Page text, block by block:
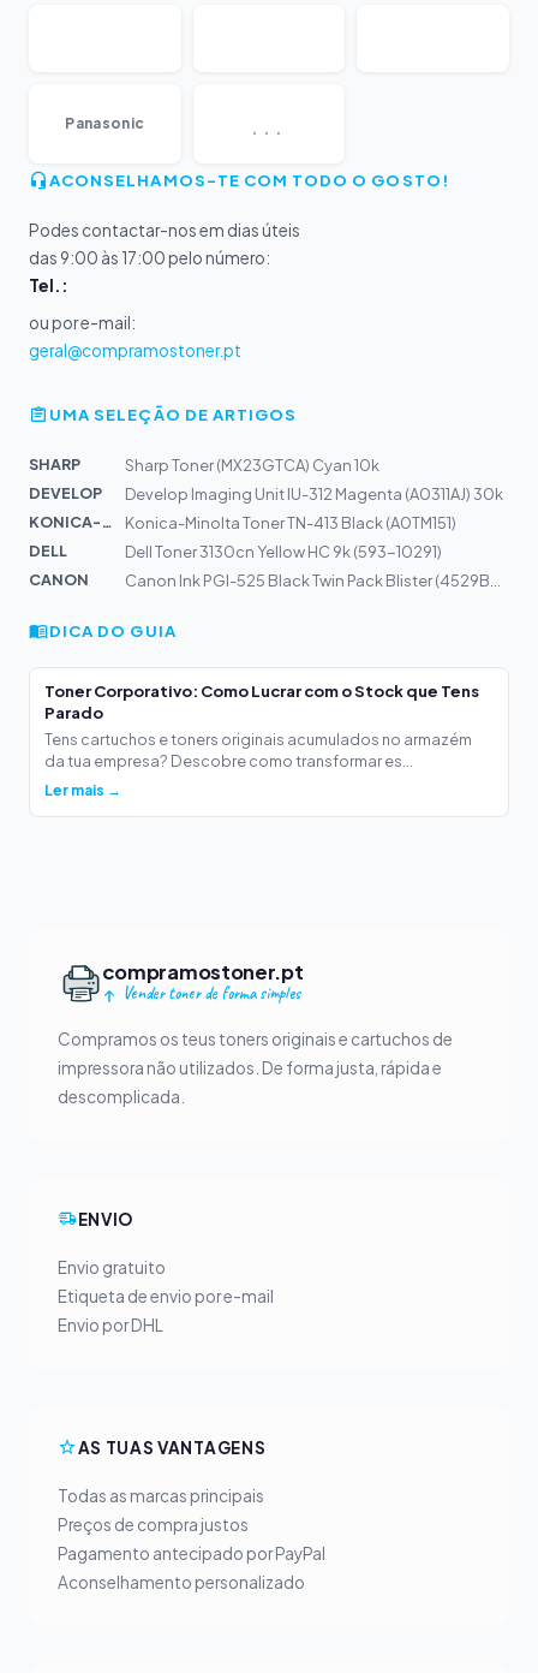
Panasonic ...
ACONSELHAMOS-TE COM TODO O GOSTO!
Podes contactar-nos em dias úteis
das 9:00 às 17:00 pelo número:
Tel.:
ou por e-mail:
geral@compramostoner.pt
UMA SELEÇÃO DE ARTIGOS
SHARP
Sharp Toner (MX23GTCA) Cyan 10k
DEVELOP
Develop Imaging Unit IU-312 Magenta (A0311AJ) 30k
KONICA-MIN...
Konica-Minolta Toner TN-413 Black (A0TM151)
DELL
Dell Toner 3130cn Yellow HC 9k (593-10291)
CANON
DICA DO GUIA
Toner Corporativo: Como Lucrar com o Stock que Tens
Parado
Tens cartuchos e toners originais acumulados no armazém
da tua empresa? Descobre como transformar es...
Ler mais →
compramostoner.pt
Vender toner de forma simples
Compramos os teus toners originais e cartuchos de
impressora não utilizados. De forma justa, rápida e
descomplicada.
ENVIO
Envio gratuito
Etiqueta de envio por e-mail
Envio por DHL
AS TUAS VANTAGENS
Todas as marcas principais
Preços de compra justos
Pagamento antecipado por PayPal
Aconselhamento personalizado